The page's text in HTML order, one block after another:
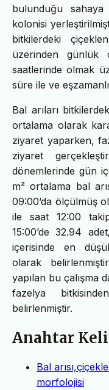
bulunduğu
kolonisi
bitkilerdeki
üzerinden günlük
saatlerinde olmak
süre ile ve
Bal arıları
ortalama olarak
ziyaret yaparken,
ziyaret
dönemlerinde gün
m² ortalama bal
09:00’da ölçülmüş
ile saat 12:00
15:00’de 32.94
içerisinde en
olarak
yapılan bu çalışma
fazelya
belirlenmiştir.
Anahtar
Bal
morfolojisi